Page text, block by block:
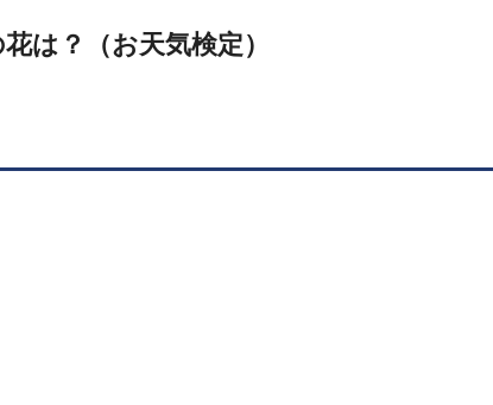
は？（お天気検定）